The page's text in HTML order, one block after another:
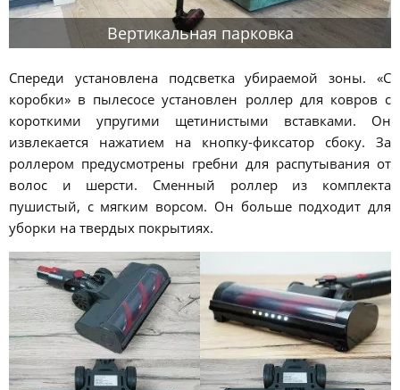
Вертикальная парковка
Спереди установлена подсветка убираемой зоны. «С
коробки» в пылесосе установлен роллер для ковров с
короткими упругими щетинистыми вставками. Он
извлекается нажатием на кнопку-фиксатор сбоку. За
роллером предусмотрены гребни для распутывания от
волос и шерсти. Сменный роллер из комплекта
пушистый, с мягким ворсом. Он больше подходит для
уборки на твердых покрытиях.